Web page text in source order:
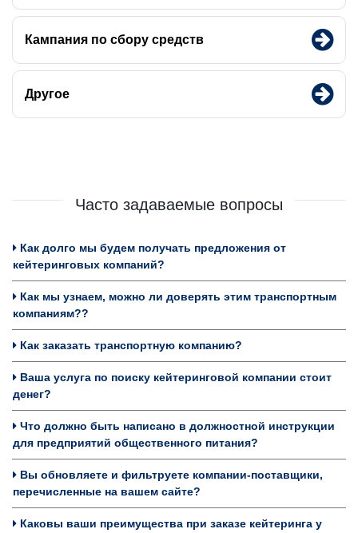
Кампания по сбору средств
Другое
Часто задаваемые вопросы
Как долго мы будем получать предложения от
кейтеринговых компаний?
Как мы узнаем, можно ли доверять этим транспортным
компаниям??
Как заказать транспортную компанию?
Ваша услуга по поиску кейтеринговой компании стоит
денег?
Что должно быть написано в должностной инструкции
для предприятий общественного питания?
Вы обновляете и фильтруете компании-поставщики,
перечисленные на вашем сайте?
Каковы ваши преимущества при заказе кейтеринга у